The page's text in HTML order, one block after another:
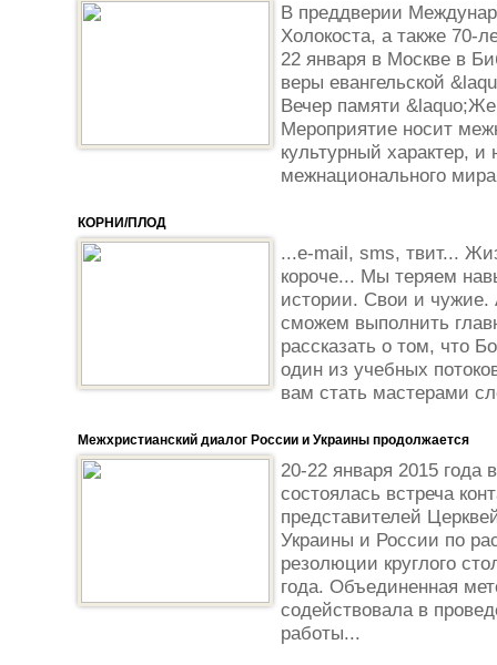
В преддверии
Холокоста, а также 70-
22 января в Москве в
веры евангельской
Вечер памяти
Мероприятие носит
культурный характер, и
межнационального
КОРНИ/ПЛОД
...e-mail, sms, твит...
короче... Мы теряем
истории. Свои и чужие.
сможем выполнить
рассказать о том, что
один из учебных
вам стать мастерами
Межхристианский диалог России и Украины продолжается
20-22 января 2015 года
состоялась встреча
представителей
Украины и России по
резолюции круглого
года. Объединенная
содействовала в
работы...